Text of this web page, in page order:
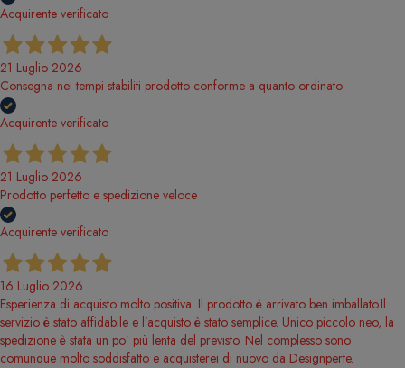
Acquirente verificato
21 Luglio 2026
Consegna nei tempi stabiliti prodotto conforme a quanto ordinato
Acquirente verificato
21 Luglio 2026
Prodotto perfetto e spedizione veloce
Acquirente verificato
16 Luglio 2026
Esperienza di acquisto molto positiva. Il prodotto è arrivato ben imballato.Il
servizio è stato affidabile e l’acquisto è stato semplice. Unico piccolo neo, la
spedizione è stata un po’ più lenta del previsto. Nel complesso sono
comunque molto soddisfatto e acquisterei di nuovo da Designperte.